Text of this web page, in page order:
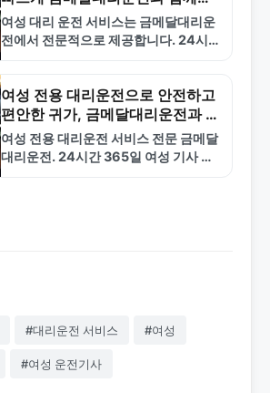
세요
여성 대리 운전 서비스는 금메달대리운
전에서 전문적으로 제공합니다. 24시간
보장합니다. 1577-4774로…
여성 전용 대리운전으로 안전하고
편안한 귀가, 금메달대리운전과 함
께하세요
여성 전용 대리운전 서비스 전문 금메달
대리운전. 24시간 365일 여성 기사 배
#대리운전 서비스 #여성
#여성 운전기사